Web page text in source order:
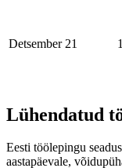
Detsember 21
Lühendatud
Eesti töölepingu
aastapäevale,